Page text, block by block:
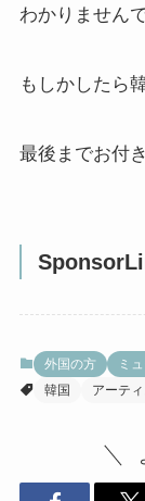
わかりません
もしかしたら
最後までお付
外国の方
ミ
韓国
アーティ